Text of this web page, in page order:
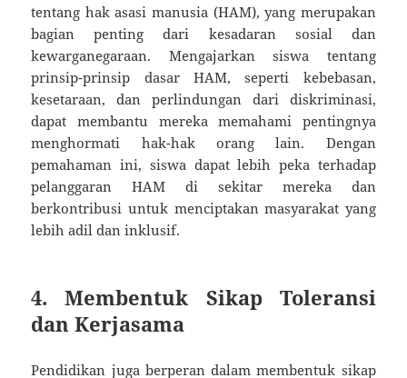
tentang hak asasi manusia (HAM), yang merupakan
bagian penting dari kesadaran sosial dan
kewarganegaraan. Mengajarkan siswa tentang
prinsip-prinsip dasar HAM, seperti kebebasan,
kesetaraan, dan perlindungan dari diskriminasi,
dapat membantu mereka memahami pentingnya
menghormati hak-hak orang lain. Dengan
pemahaman ini, siswa dapat lebih peka terhadap
pelanggaran HAM di sekitar mereka dan
berkontribusi untuk menciptakan masyarakat yang
lebih adil dan inklusif.
4. Membentuk Sikap Toleransi
dan Kerjasama
Pendidikan juga berperan dalam membentuk sikap